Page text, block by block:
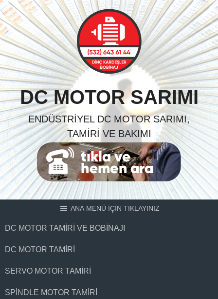
Skip
to
content
DC MOTOR SARIMI
ENDÜSTRIYEL DC MOTOR SARIMI,
TAMIRI VE BAKIMI
ANA MENÜ İÇİN TIKLAYINIZ
DC MOTOR TAMIRI VE BOBINAJI
DC MOTOR TAMIRI
SERVO MOTOR TAMIRI
SPINDLE MOTOR TAMIRI